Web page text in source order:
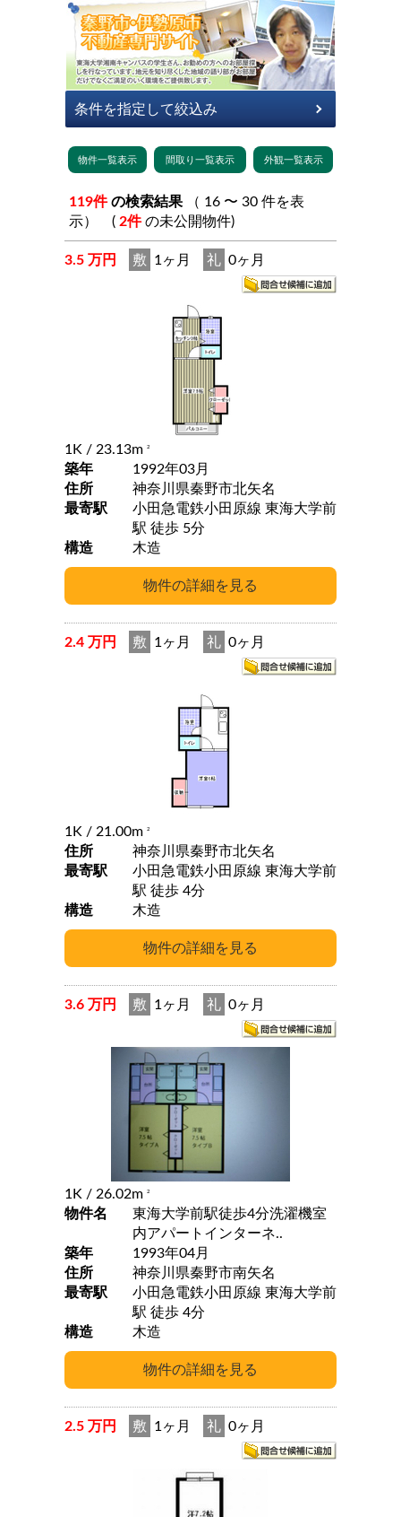
119件 の検索結果
示） ( 2件 の未公開物件)
3.5 万円 敷 1ヶ月 礼 0ヶ月
1K / 23.13m 2
築年
1992年03月
住所
神奈川県秦野市北矢名
最寄駅
小田急電鉄小田原線 東海大学前
駅 徒歩 5分
構造
木造
2.4 万円 敷 1ヶ月 礼 0ヶ月
1K / 21.00m 2
住所
神奈川県秦野市北矢名
最寄駅
小田急電鉄小田原線 東海大学前
駅 徒歩 4分
構造
木造
3.6 万円 敷 1ヶ月 礼 0ヶ月
1K / 26.02m 2
物件名
東海大学前駅徒歩4分洗濯機室
内アパートインターネ..
築年
1993年04月
住所
神奈川県秦野市南矢名
最寄駅
小田急電鉄小田原線 東海大学前
駅 徒歩 4分
構造
木造
2.5 万円 敷 1ヶ月 礼 0ヶ月